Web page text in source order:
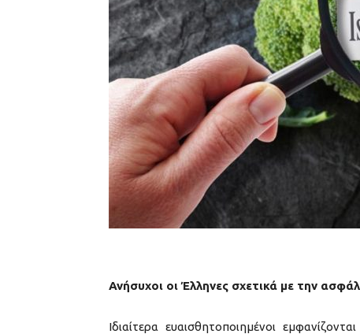
Ανήσυχοι οι Έλληνες σχετικά με την
Ιδιαίτερα ευαισθητοποιημένοι